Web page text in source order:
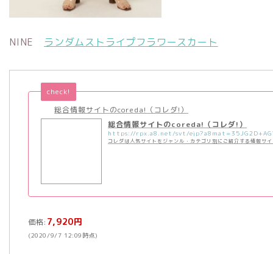
NINE ランダムストライプフラワースカート
総合情報サイトのcoreda!（コレダ!）
check!
総合情報サイトのcoreda!（コレダ!）
コレダは人気サイトをジャンル・カテゴリ別にご紹介する情報サ
価格: 7,920円
(2020/9/7 12:09時点)